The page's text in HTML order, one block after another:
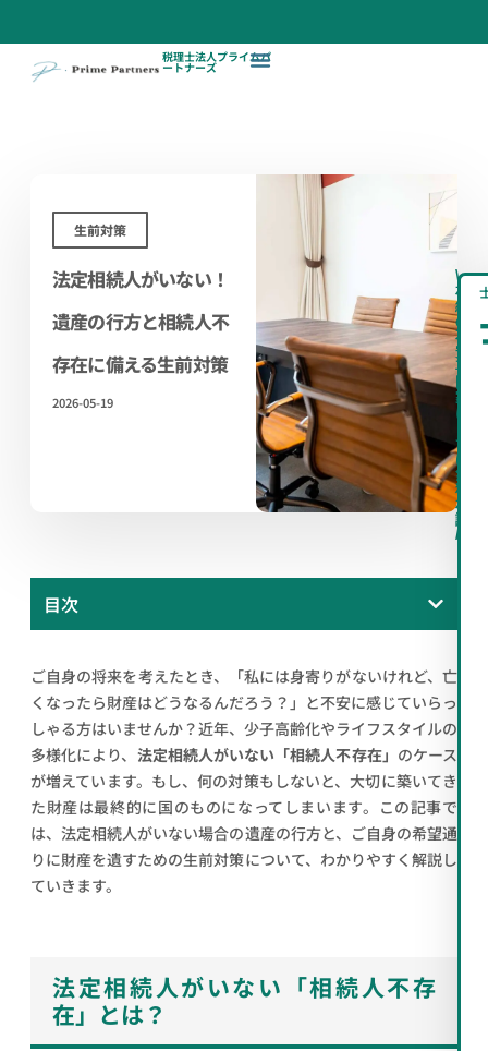
税理士法人プライムパ
ートナーズ
生前対策
法定相続人がいない！
遺産の行方と相続人不
存在に備える生前対策
2026-05-19
目次
ご自身の将来を考えたとき、「私には身寄りがないけれど、亡
くなったら財産はどうなるんだろう？」と不安に感じていらっ
しゃる方はいませんか？近年、少子高齢化やライフスタイルの
多様化により、 法定相続人がいない「相続人不存在」 のケース
が増えています。もし、何の対策もしないと、大切に築いてき
た財産は最終的に国のものになってしまいます。この記事で
は、法定相続人がいない場合の遺産の行方と、ご自身の希望通
りに財産を遺すための生前対策について、わかりやすく解説し
ていきます。
法定相続人がいない「相続人不存
在」とは？
\
相
続
の
不
安、
専
家
に
ず
は
無
料
相
談
/